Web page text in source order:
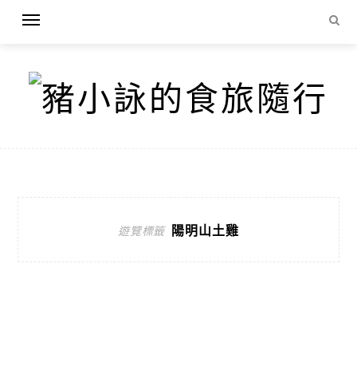
遊覽標籤 陽明山土雞